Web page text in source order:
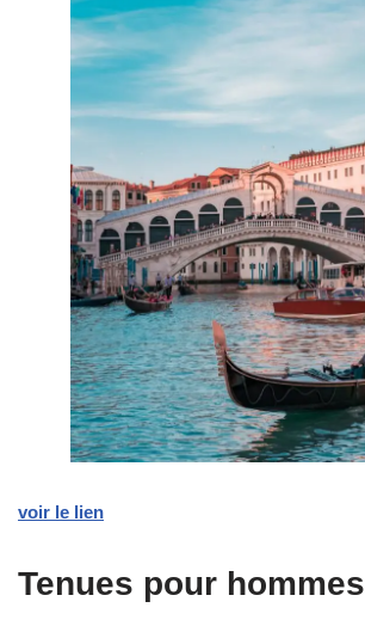
voir le lien
Tenues pour hommes